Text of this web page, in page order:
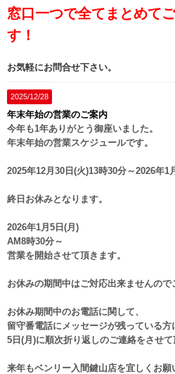
窓口一つで全てまとめて
す！
お気軽にお問合せ下さい。
2025/12/28
年末年始の営業のご案内
今年も1年ありがとう御座いました。
年末年始の営業スケジュールです。
2025年12月30日(火)13時30分～2026年1
終日お休みとなります。
2026年1月5日(月)
AM8時30分～
営業を開始させて頂きます。
お休みの期間中はご対応出来ませんので
お休み期間中のお電話に関して、
留守番電話にメッセージが残っている方
5日(月)に順次折り返しのご連絡をさせて
来年もベンリー入間鍵山店を宜しくお願